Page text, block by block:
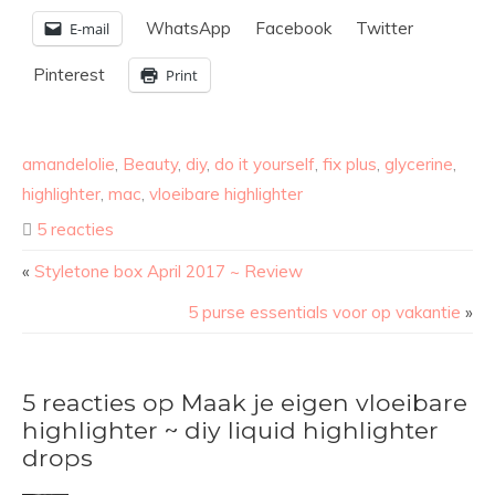
E-mail WhatsApp Facebook Twitter
Pinterest Print
amandelolie, Beauty, diy, do it yourself, fix plus, glycerine,
highlighter, mac, vloeibare highlighter
5 reacties
« Styletone box April 2017 ~ Review
5 purse essentials voor op vakantie »
5 reacties op Maak je eigen vloeibare
highlighter ~ diy liquid highlighter
drops